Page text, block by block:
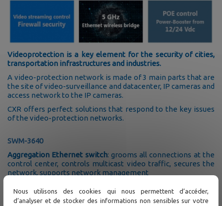
Videoprotection is a key element for the security of cities,
transportation infrastructures and industries.
A video-protection network is made of 3 main parts that are
the site of video-surveillance and datacenter, IP cameras and
access network to the IP cameras.
CXR offers perfect solutions that respond to the key issues
of the video-protection networks.
SWM-3640
Aggregation Ethernet switch: grooms all connections at the
control center, controls multicast video traffic, secures the
network, supports network management
SWDL-H-2GPS
Non-manageable Gigabit Ethernet switchwith 2x optical
Nous utilisons des cookies qui nous permettent d’accéder,
d’analyser et de stocker des informations non sensibles sur votre